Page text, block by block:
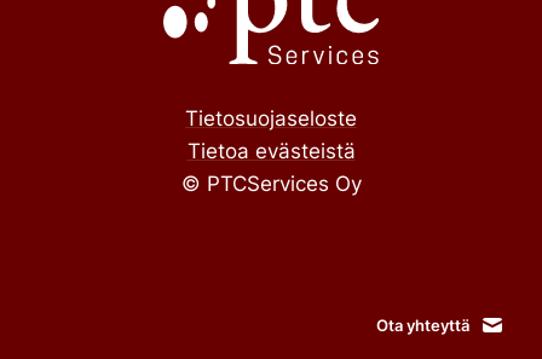
Tietosuojaseloste
Tietoa evästeistä
© PTCServices Oy
Ota yhteyttä